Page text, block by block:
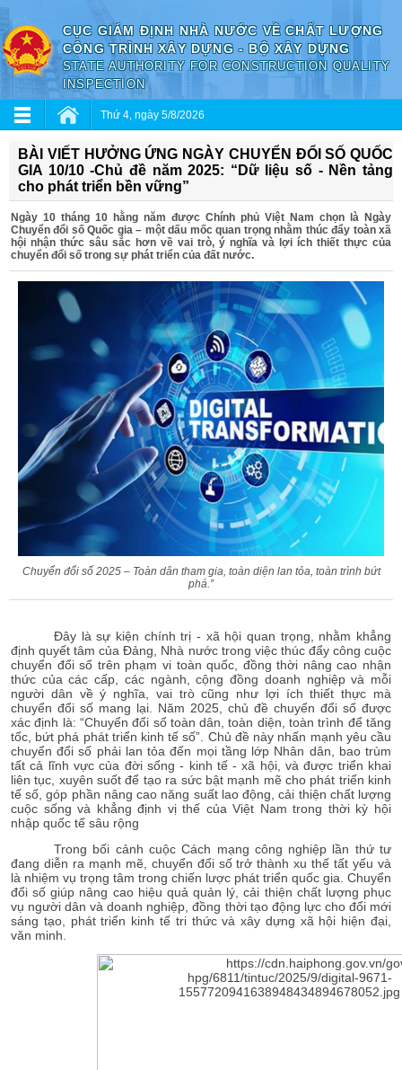
CỤC GIÁM ĐỊNH NHÀ NƯỚC VỀ CHẤT LƯỢNG
CÔNG TRÌNH XÂY DỰNG - BỘ XÂY DỰNG
STATE AUTHORITY FOR CONSTRUCTION QUALITY
INSPECTION
Thứ 4, ngày 5/8/2026
BÀI VIẾT HƯỞNG ỨNG NGÀY CHUYỂN ĐỔI SỐ QUỐC
GIA 10/10 -Chủ đề năm 2025: “Dữ liệu số - Nền tảng
cho phát triển bền vững”
Ngày 10 tháng 10 hằng năm được Chính phủ Việt Nam chọn là Ngày
Chuyển đổi số Quốc gia – một dấu mốc quan trọng nhằm thúc đẩy toàn xã
hội nhận thức sâu sắc hơn về vai trò, ý nghĩa và lợi ích thiết thực của
chuyển đổi số trong sự phát triển của đất nước.
Chuyển đổi số 2025 – Toàn dân tham gia, toàn diện lan tỏa, toàn trình bứt
phá.”
Đây là sự kiện chính trị - xã hội quan trọng, nhằm khẳng
định quyết tâm của Đảng, Nhà nước trong việc thúc đẩy công cuộc
chuyển đổi số trên phạm vi toàn quốc, đồng thời nâng cao nhận
thức của các cấp, các ngành, cộng đồng doanh nghiệp và mỗi
người dân về ý nghĩa, vai trò cũng như lợi ích thiết thực mà
chuyển đổi số mang lại. Năm 2025, chủ đề chuyển đổi số được
xác định là: “Chuyển đổi số toàn dân, toàn diện, toàn trình để tăng
tốc, bứt phá phát triển kinh tế số”. Chủ đề này nhấn mạnh yêu cầu
chuyển đổi số phải lan tỏa đến mọi tầng lớp Nhân dân, bao trùm
tất cả lĩnh vực của đời sống - kinh tế - xã hội, và được triển khai
liên tục, xuyên suốt để tạo ra sức bật mạnh mẽ cho phát triển kinh
tế số, góp phần nâng cao năng suất lao động, cải thiện chất lượng
cuộc sống và khẳng định vị thế của Việt Nam trong thời kỳ hội
nhập quốc tế sâu rộng
Trong bối cảnh cuộc Cách mạng công nghiệp lần thứ tư
đang diễn ra mạnh mẽ, chuyển đổi số trở thành xu thế tất yếu và
là nhiệm vụ trọng tâm trong chiến lược phát triển quốc gia. Chuyển
đổi số giúp nâng cao hiệu quả quản lý, cải thiện chất lượng phục
vụ người dân và doanh nghiệp, đồng thời tạo động lực cho đổi mới
sáng tạo, phát triển kinh tế tri thức và xây dựng xã hội hiện đại,
văn minh.